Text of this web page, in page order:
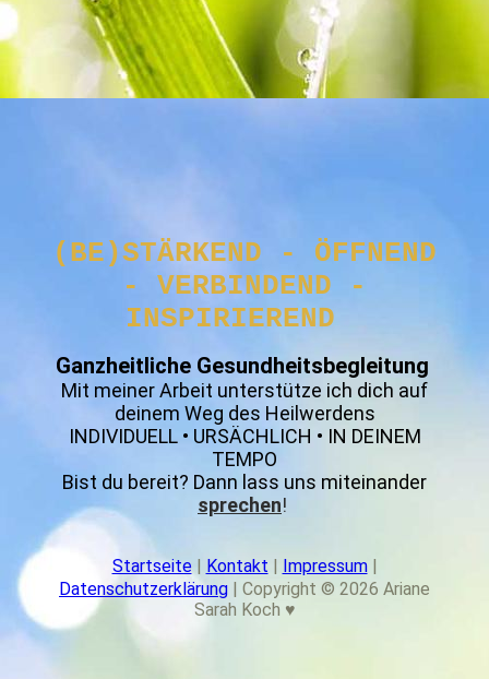
(BE)STÄRKEND - ÖFFNEND
- VERBINDEND -
INSPIRIEREND
Ganzheitliche Gesundheitsbegleitung
Mit meiner Arbeit unterstütze ich dich auf
deinem Weg des Heilwerdens
INDIVIDUELL • URSÄCHLICH • IN DEINEM
TEMPO
Bist du bereit? Dann lass uns miteinander
sprechen!
Startseite| Kontakt | Impressum|
Datenschutzerklärung | Copyright © 2026 Ariane
Sarah Koch ♥